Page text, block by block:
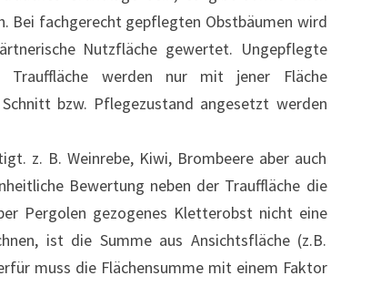
Bei fachgerecht gepflegten Obstbäumen wird
Nutzfläche gewertet. Ungepflegte
Trauffläche werden nur mit jener Fläche
bzw. Pflegezustand angesetzt werden
z. B. Weinrebe, Kiwi, Brombeere aber auch
Bewertung neben der Trauffläche die
Pergolen gezogenes Kletterobst nicht eine
ist die Summe aus Ansichtsfläche (z.B.
muss die Flächensumme mit einem Faktor